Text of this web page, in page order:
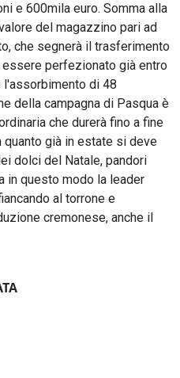
e 600mila euro. Somma alla
del magazzino pari ad
che segnerà il trasferimento
perfezionato già entro
di 48
della campagna di Pasqua è
che durerà fino a fine
già in estate si deve
dolci del Natale, pandori
in questo modo la leader
al torrone e
cremonese, anche il